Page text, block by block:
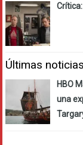
Últimas noticias
HBO
una